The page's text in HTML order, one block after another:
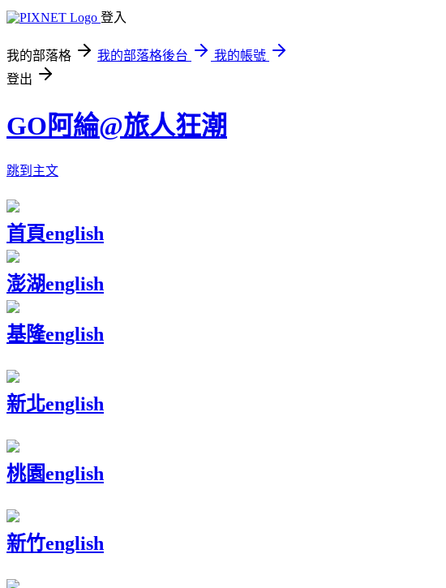
登入
我的部落格 我的部落格後台
我的帳號
登出
GO阿綸@旅人狂潮
跳到主文
首頁english
澎湖english
基隆english
新北english
桃園english
新竹english